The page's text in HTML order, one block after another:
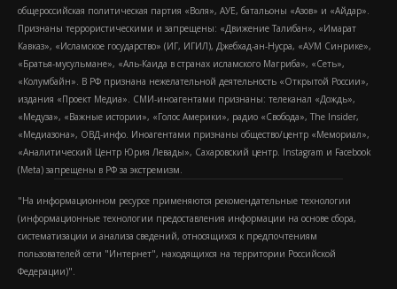
общероссийская политическая партия «Воля», АУЕ, батальоны «Азов» и «Айдар».
Признаны террористическими и запрещены: «Движение Талибан», «Имарат
Кавказ», «Исламское государство» (ИГ, ИГИЛ), Джебхад-ан-Нусра, «АУМ Синрике»,
«Братья-мусульмане», «Аль-Каида в странах исламского Магриба», «Сеть»,
«Колумбайн». В РФ признана нежелательной деятельность «Открытой России»,
издания «Проект Медиа». СМИ-иноагентами признаны: телеканал «Дождь»,
«Медуза», «Важные истории», «Голос Америки», радио «Свобода», The Insider,
«Медиазона», ОВД-инфо. Иноагентами признаны общество/центр «Мемориал»,
«Аналитический Центр Юрия Левады», Сахаровский центр. Instagram и Facebook
(Metа) запрещены в РФ за экстремизм.
"На информационном ресурсе применяются рекомендательные технологии
(информационные технологии предоставления информации на основе сбора,
систематизации и анализа сведений, относящихся к предпочтениям
пользователей сети "Интернет", находящихся на территории Российской
Федерации)".